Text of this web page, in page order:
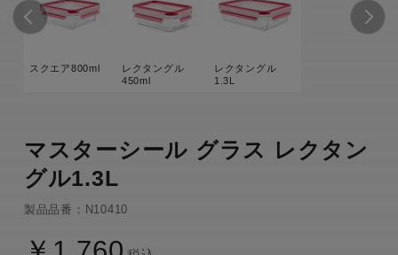
マスターシール グラス レクタン
グル1.3L
製品品番：N10410
スクエア800ml
レクタングル
450ml
レクタングル
1.3L